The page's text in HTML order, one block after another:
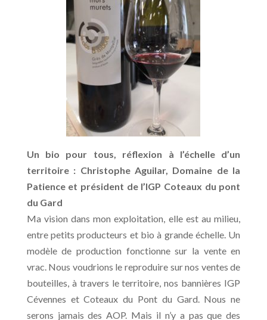
Un bio pour tous, réflexion à l’échelle d’un
territoire : Christophe Aguilar, Domaine de la
Patience et président de l’IGP Coteaux du pont
du Gard
Ma vision dans mon exploitation, elle est au milieu,
entre petits producteurs et bio à grande échelle. Un
modèle de production fonctionne sur la vente en
vrac. Nous voudrions le reproduire sur nos ventes de
bouteilles, à travers le territoire, nos bannières IGP
Cévennes et Coteaux du Pont du Gard. Nous ne
serons jamais des AOP. Mais il n’y a pas que des